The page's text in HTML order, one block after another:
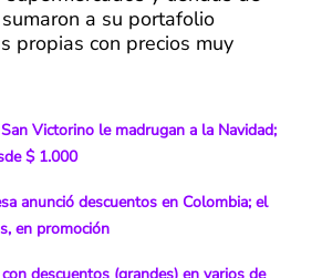
sumaron a su portafolio
propias con precios muy
Victorino le madrugan a la Navidad;
$ 1.000
anunció descuentos en Colombia; el
en promoción